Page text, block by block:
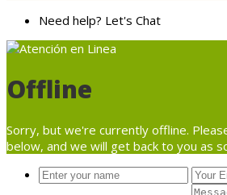
Need help? Let's Chat
Offline
Sorry, but we're currently offline.
below, and we will get back to you as